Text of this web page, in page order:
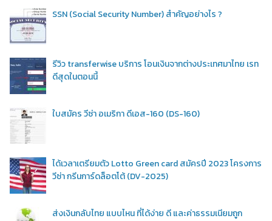
SSN (Social Security Number) สำคัญอย่างไร ?
รีวิว transferwise บริการ โอนเงินจากต่างประเทศมาไทย เรท
ดีสุดในตอนนี้
ใบสมัคร วีซ่า อเมริกา ดีเอส-160 (DS-160)
ได้เวลาเตรียมตัว Lotto Green card สมัครปี 2023 โครงการ
วีซ่า กรีนการ์ดล็อตโต้ (DV-2025)
ส่งเงินกลับไทย แบบไหน ที่ได้ง่าย ดี และค่าธรรมเนียมถูก